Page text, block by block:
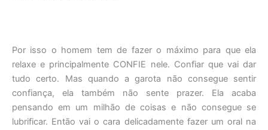
Por isso o homem tem de fazer o máximo para que ela
relaxe e principalmente CONFIE nele. Confiar que vai dar
tudo certo. Mas quando a garota não consegue sentir
confiança, ela também não sente prazer. Ela acaba
pensando em um milhão de coisas e não consegue se
lubrificar. Então vai o cara delicadamente fazer um oral na